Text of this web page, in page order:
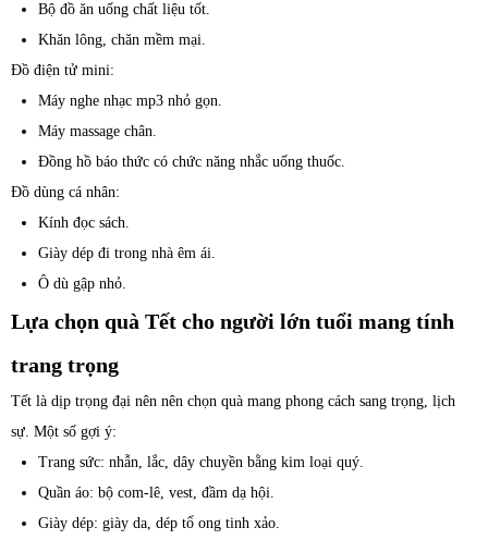
Bộ đồ ăn uống chất liệu tốt.
Khăn lông, chăn mềm mại.
Đồ điện tử mini:
Máy nghe nhạc mp3 nhỏ gọn.
Máy massage chân.
Đồng hồ báo thức có chức năng nhắc uống thuốc.
Đồ dùng cá nhân:
Kính đọc sách.
Giày dép đi trong nhà êm ái.
Ô dù gập nhỏ.
Lựa chọn quà Tết cho người lớn tuổi mang tính
trang trọng
Tết là dịp trọng đại nên nên chọn quà mang phong cách sang trọng, lịch
sự. Một số gợi ý:
Trang sức: nhẫn, lắc, dây chuyền bằng kim loại quý.
Quần áo: bộ com-lê, vest, đầm dạ hội.
Giày dép: giày da, dép tổ ong tinh xảo.